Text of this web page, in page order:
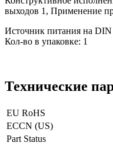
выходов 1, Применение
Источник питания на DIN
Кол-во в упаковке: 1
Технические
EU RoHS
ECCN (US)
Part Status